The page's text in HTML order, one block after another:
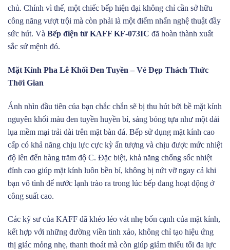
chủ. Chính vì thế, một chiếc bếp hiện đại không chỉ cần sở hữu
công năng vượt trội mà còn phải là một điểm nhấn nghệ thuật đầy
sức hút. Và Bếp điện từ KAFF KF-073IC đã hoàn thành xuất
sắc sứ mệnh đó.
Mặt Kính Pha Lê Khối Đen Tuyền – Vẻ Đẹp Thách Thức
Thời Gian
Ánh nhìn đầu tiên của bạn chắc chắn sẽ bị thu hút bởi bề mặt kính
nguyên khối màu đen tuyền huyền bí, sáng bóng tựa như một dải
lụa mềm mại trải dài trên mặt bàn đá. Bếp sử dụng mặt kính cao
cấp có khả năng chịu lực cực kỳ ấn tượng và chịu được mức nhiệt
độ lên đến hàng trăm độ C. Đặc biệt, khả năng chống sốc nhiệt
đỉnh cao giúp mặt kính luôn bền bỉ, không bị nứt vỡ ngay cả khi
bạn vô tình để nước lạnh trào ra trong lúc bếp đang hoạt động ở
công suất cao.
Các kỹ sư của KAFF đã khéo léo vát nhẹ bốn cạnh của mặt kính,
kết hợp với những đường viền tinh xảo, không chỉ tạo hiệu ứng
thị giác mỏng nhẹ, thanh thoát mà còn giúp giảm thiểu tối đa lực